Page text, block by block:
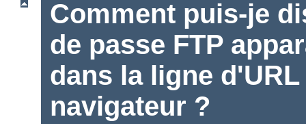
Comment puis-je
de passe FTP
dans la ligne
navigateur ?